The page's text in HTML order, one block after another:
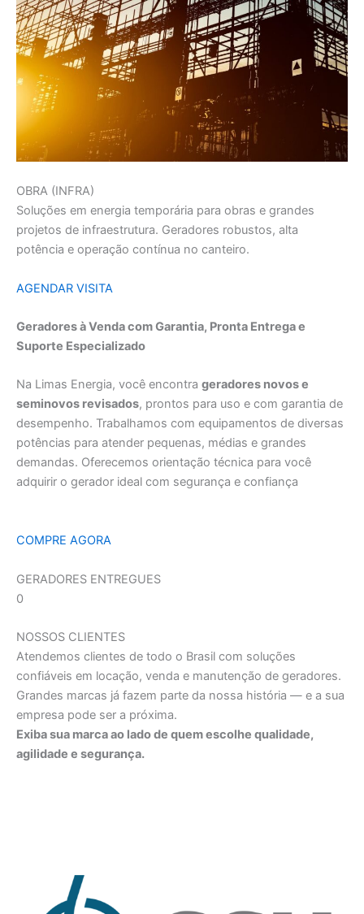
OBRA (INFRA)
Soluções em energia temporária para obras e grandes
projetos de infraestrutura. Geradores robustos, alta
potência e operação contínua no canteiro.
AGENDAR VISITA
Geradores à Venda com Garantia, Pronta Entrega e
Suporte Especializado
Na Limas Energia, você encontra geradores novos e
seminovos revisados, prontos para uso e com garantia de
desempenho. Trabalhamos com equipamentos de diversas
potências para atender pequenas, médias e grandes
demandas. Oferecemos orientação técnica para você
adquirir o gerador ideal com segurança e confiança
COMPRE AGORA
GERADORES ENTREGUES
0
NOSSOS CLIENTES
Atendemos clientes de todo o Brasil com soluções
confiáveis em locação, venda e manutenção de geradores.
Grandes marcas já fazem parte da nossa história — e a sua
empresa pode ser a próxima.
Exiba sua marca ao lado de quem escolhe qualidade,
agilidade e segurança.